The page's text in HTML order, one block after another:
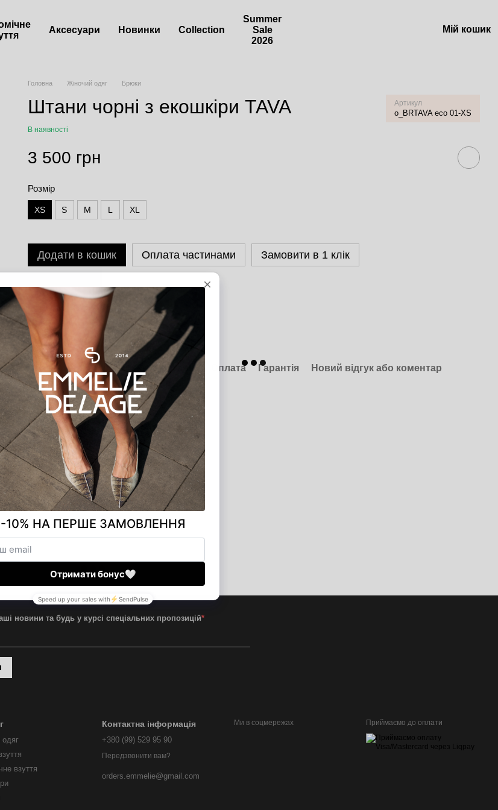
Аксесуари Новинки Сollection
Summer
Sale
2026
Мій кошик
Головна Жіночий одяг Брюки
Штани чорні з екошкіри TAVA Артикул
o_BRTAVA eco 01-XS
В наявності
3 500 грн
Розмір
XS S M L XL
Додати в кошик Оплата частинами Замовити в 1 клік
ОПЛАТА ЧАСТИНАМИ
5 платежів по 700.00 грн
Опис Характеристики Доставка Оплата Гарантія Новий відгук або коментар
новини та будь у курсі спеціальних пропозицій*
взуття
Контактна інформація
+380 (99) 529 95 90
Передзвонити вам?
orders.emmelie@gmail.com
Ми в соцмережах Приймаємо до оплати